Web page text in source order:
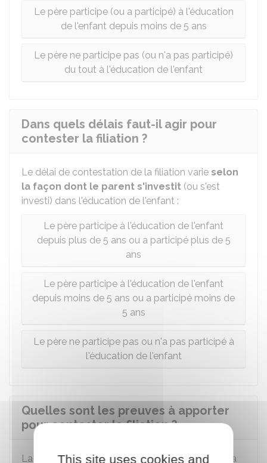
Le père participe (ou a participé) à l'éducation
de l'enfant depuis moins de 5 ans
Le père ne participe pas (ou n'a pas participé)
du tout à l'éducation de l'enfant
Dans quels délais faut-il agir pour
contester la filiation ?
Le délai de contestation de la filiation varie selon
la façon dont le parent s'investit (ou s'est
investi) dans l'éducation de l'enfant :
Le père participe à l'éducation de l'enfant
depuis plus de 5 ans ou a participé plus de 5
ans
Le père participe à l'éducation de l'enfant
depuis moins de 5 ans ou a participé moins de
5 ans
Le père ne participe pas ou n'a pas participé à
l'éducation de l'enfant
Quelles sont les preuves à apporter
pour contester la filiation ?
La paternité peut être contestée en rapportant la
This site uses cookies and